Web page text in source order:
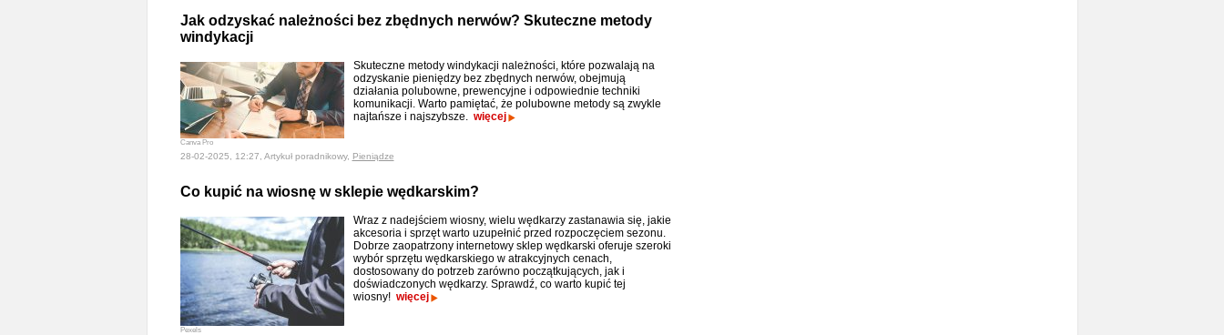
Jak odzyskać należności bez zbędnych nerwów? Skuteczne metody
windykacji
Canva Pro
Skuteczne metody windykacji należności, które pozwalają na
odzyskanie pieniędzy bez zbędnych nerwów, obejmują
działania polubowne, prewencyjne i odpowiednie techniki
komunikacji. Warto pamiętać, że polubowne metody są zwykle
najtańsze i najszybsze. więcej
28-02-2025, 12:27, Artykuł poradnikowy, Pieniądze
Co kupić na wiosnę w sklepie wędkarskim?
Pexels
Wraz z nadejściem wiosny, wielu wędkarzy zastanawia się, jakie
akcesoria i sprzęt warto uzupełnić przed rozpoczęciem sezonu.
Dobrze zaopatrzony internetowy sklep wędkarski oferuje szeroki
wybór sprzętu wędkarskiego w atrakcyjnych cenach,
dostosowany do potrzeb zarówno początkujących, jak i
doświadczonych wędkarzy. Sprawdź, co warto kupić tej
wiosny! więcej